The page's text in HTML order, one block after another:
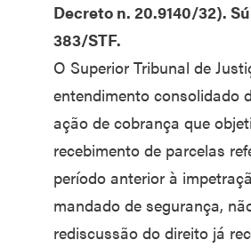
Decreto n. 20.9140/32).
383/STF.
O Superior Tribunal de
entendimento consolidado
ação de cobrança que
recebimento de parcelas
período anterior à
mandado de segurança,
rediscussão do direito já